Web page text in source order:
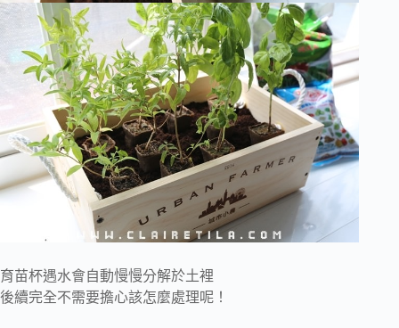
育苗杯遇水會自動慢慢分解於土裡
後續完全不需要擔心該怎麼處理呢！